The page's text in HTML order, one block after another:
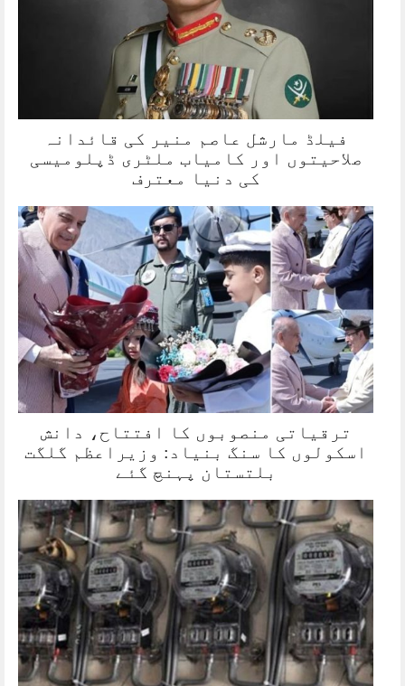
فیلڈ مارشل عاصم منیر کی قائدانہ
صلاحیتوں اور کامیاب ملٹری ڈپلومیسی
کی دنیا معترف
ترقیاتی منصوبوں کا افتتاح، دانش
اسکولوں کا سنگ بنیاد: وزیراعظم گلگت
بلتستان پہنچ گئے